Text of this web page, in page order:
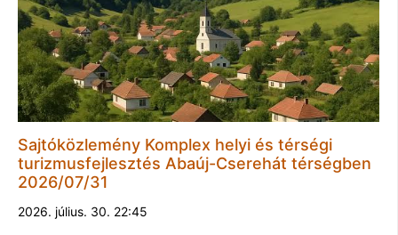
Sajtóközlemény Komplex helyi és térségi
turizmusfejlesztés Abaúj-Cserehát térségben
2026/07/31
2026. július. 30. 22:45